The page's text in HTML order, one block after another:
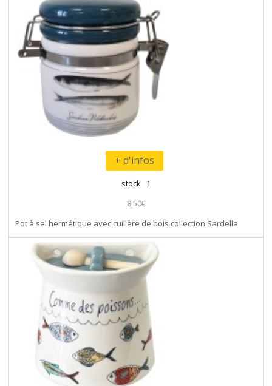
+ d'infos
stock 1
8,50€
Pot à sel hermétique avec cuillère de bois collection Sardella